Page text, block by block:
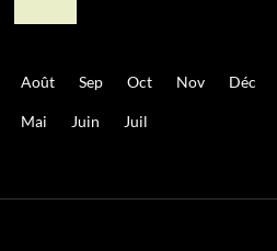
Août Sep Oct Nov Déc
Mai Juin Juil